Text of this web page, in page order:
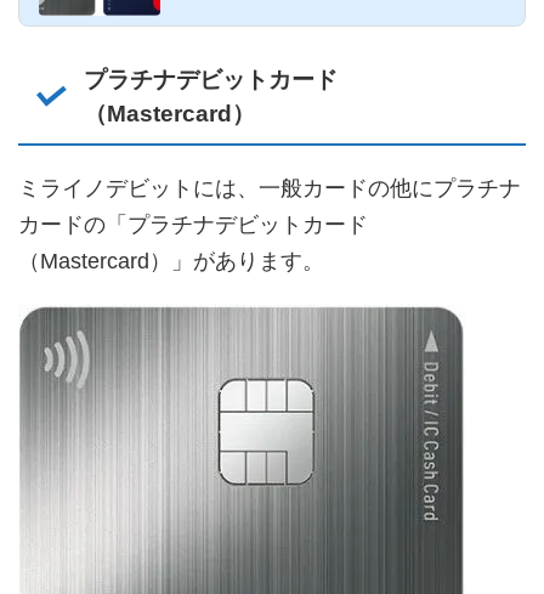
プラチナデビットカード
（Mastercard）
ミライノデビットには、一般カードの他にプラチナ
カードの「プラチナデビットカード
（Mastercard）」があります。